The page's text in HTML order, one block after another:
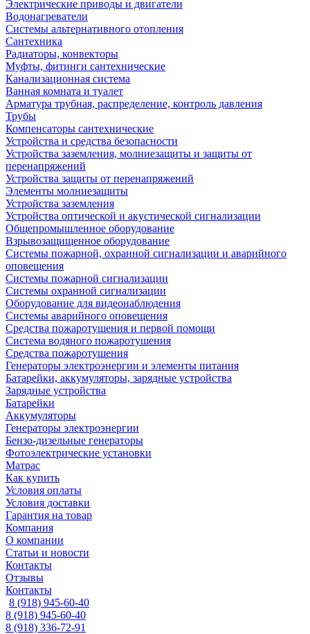
Электрические приводы и двигатели
Водонагреватели
Системы альтернативного отопления
Сантехника
Радиаторы, конвекторы
Муфты, фитинги сантехнические
Канализационная система
Ванная комната и туалет
Арматура трубная, распределение, контроль давления
Трубы
Компенсаторы сантехнические
Устройства и средства безопасности
Устройства заземления, молниезащиты и защиты от
перенапряжений
Устройства защиты от перенапряжений
Элементы молниезащиты
Устройства заземления
Устройства оптической и акустической сигнализации
Общепромышленное оборудование
Взрывозащищенное оборудование
Системы пожарной, охранной сигнализации и аварийного
оповещения
Системы пожарной сигнализации
Системы охранной сигнализации
Оборудование для видеонаблюдения
Системы аварийного оповещения
Средства пожаротушения и первой помощи
Система водяного пожаротушения
Средства пожаротушения
Генераторы электроэнергии и элементы питания
Батарейки, аккумуляторы, зарядные устройства
Зарядные устройства
Батарейки
Аккумуляторы
Генераторы электроэнергии
Бензо-дизельные генераторы
Фотоэлектрические установки
Матрас
Как купить
Условия оплаты
Условия доставки
Гарантия на товар
Компания
О компании
Статьи и новости
Контакты
Отзывы
Контакты
8 (918) 945-60-40
8 (918) 945-60-40
8 (918) 336-72-91